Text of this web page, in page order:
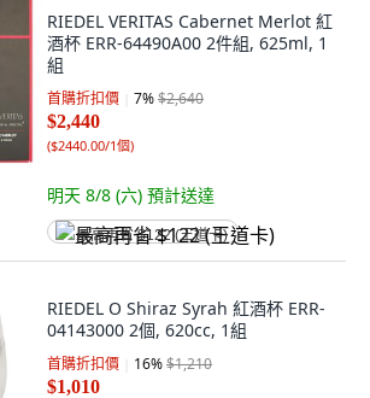
RIEDEL VERITAS Cabernet Merlot 紅
酒杯 ERR-64490A00 2件組, 625ml, 1
組
首購折扣價 7%$2,640
$2,440
($2440.00/1個)
明天 8/8 (六) 預計送達
最高再省 $122 (王道卡)
RIEDEL O Shiraz Syrah 紅酒杯 ERR-
04143000 2個, 620cc, 1組
首購折扣價 16%$1,210
$1,010